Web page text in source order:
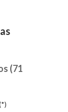
(71